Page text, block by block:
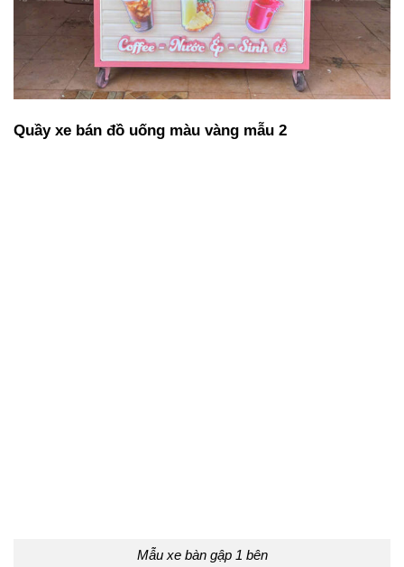
Quầy xe bán đồ uống màu vàng mẫu 2
Mẫu xe bàn gập 1 bên